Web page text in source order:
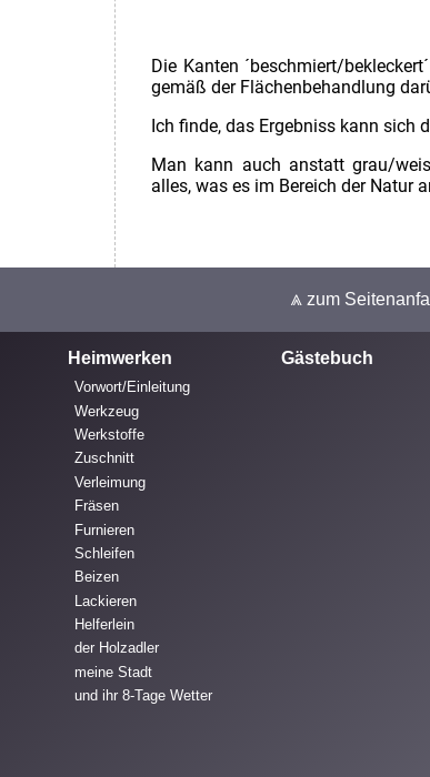
Die Kanten ´beschmiert/
gemäß der Flächenbehandlung
Ich finde, das Ergebniss kann sich
Man kann auch anstatt grau/
alles, was es im Bereich der Natur
⩓ zum
Heimwerken
Vorwort/Einleitung
Werkzeug
Werkstoffe
Zuschnitt
Verleimung
Fräsen
Furnieren
Schleifen
Beizen
Lackieren
Helferlein
der Holzadler
meine Stadt
und ihr 8-Tage Wetter
Gästebuch